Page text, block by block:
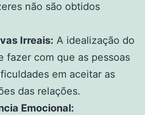
não são obtidos
Irreais: A idealização do
fazer com que as pessoas
em aceitar as
das relações.
Emocional: